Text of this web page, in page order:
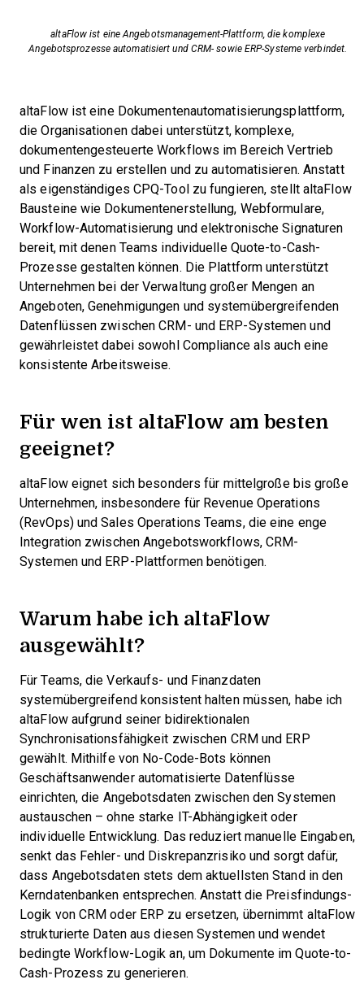
altaFlow ist eine Angebotsmanagement-Plattform, die komplexe
Angebotsprozesse automatisiert und CRM- sowie ERP-Systeme verbindet.
altaFlow ist eine Dokumentenautomatisierungsplattform,
die Organisationen dabei unterstützt, komplexe,
dokumentengesteuerte Workflows im Bereich Vertrieb
und Finanzen zu erstellen und zu automatisieren. Anstatt
als eigenständiges CPQ-Tool zu fungieren, stellt altaFlow
Bausteine wie Dokumentenerstellung, Webformulare,
Workflow-Automatisierung und elektronische Signaturen
bereit, mit denen Teams individuelle Quote-to-Cash-
Prozesse gestalten können. Die Plattform unterstützt
Unternehmen bei der Verwaltung großer Mengen an
Angeboten, Genehmigungen und systemübergreifenden
Datenflüssen zwischen CRM- und ERP-Systemen und
gewährleistet dabei sowohl Compliance als auch eine
konsistente Arbeitsweise.
Für wen ist altaFlow am besten
geeignet?
altaFlow eignet sich besonders für mittelgroße bis große
Unternehmen, insbesondere für Revenue Operations
(RevOps) und Sales Operations Teams, die eine enge
Integration zwischen Angebotsworkflows, CRM-
Systemen und ERP-Plattformen benötigen.
Warum habe ich altaFlow
ausgewählt?
Für Teams, die Verkaufs- und Finanzdaten
systemübergreifend konsistent halten müssen, habe ich
altaFlow aufgrund seiner bidirektionalen
Synchronisationsfähigkeit zwischen CRM und ERP
gewählt. Mithilfe von No-Code-Bots können
Geschäftsanwender automatisierte Datenflüsse
einrichten, die Angebotsdaten zwischen den Systemen
austauschen – ohne starke IT-Abhängigkeit oder
individuelle Entwicklung. Das reduziert manuelle Eingaben,
senkt das Fehler- und Diskrepanzrisiko und sorgt dafür,
dass Angebotsdaten stets dem aktuellsten Stand in den
Kerndatenbanken entsprechen. Anstatt die Preisfindungs-
Logik von CRM oder ERP zu ersetzen, übernimmt altaFlow
strukturierte Daten aus diesen Systemen und wendet
bedingte Workflow-Logik an, um Dokumente im Quote-to-
Cash-Prozess zu generieren.